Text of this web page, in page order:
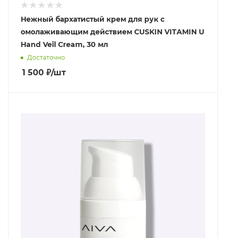
Нежный бархатистый крем для рук с
омолаживающим действием CUSKIN VITAMIN U
Hand Veil Cream, 30 мл
Достаточно
1 500 ₽/шт